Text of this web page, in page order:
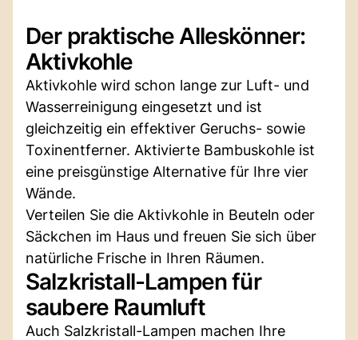
Der praktische Alleskönner:
Aktivkohle
Aktivkohle wird schon lange zur Luft- und
Wasserreinigung eingesetzt und ist
gleichzeitig ein effektiver Geruchs- sowie
Toxinentferner. Aktivierte Bambuskohle ist
eine preisgünstige Alternative für Ihre vier
Wände.
Verteilen Sie die Aktivkohle in Beuteln oder
Säckchen im Haus und freuen Sie sich über
natürliche Frische in Ihren Räumen.
Salzkristall-Lampen für
saubere Raumluft
Auch Salzkristall-Lampen machen Ihre